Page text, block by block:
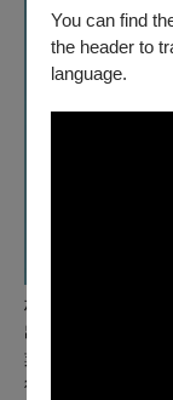
You can find
the header to
language.
林美秀｜女演員、
出生於臺灣宜蘭
業，國光藝校畢業
後轉戰餐廳秀，曾